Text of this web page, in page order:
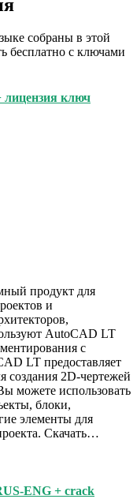
собраны в этой
бесплатно с ключами
лицензия ключ
продукт для
и
AutoCAD LT
с
LT предоставляет
2D-чертежей
можете использовать
блоки,
элементы для
Скачать…
ENG + crack